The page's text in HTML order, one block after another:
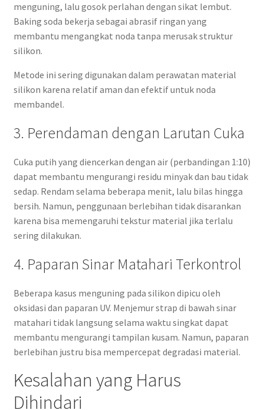
menguning, lalu gosok perlahan dengan sikat lembut.
Baking soda bekerja sebagai abrasif ringan yang
membantu mengangkat noda tanpa merusak struktur
silikon.
Metode ini sering digunakan dalam perawatan material
silikon karena relatif aman dan efektif untuk noda
membandel.
3. Perendaman dengan Larutan Cuka
Cuka putih yang diencerkan dengan air (perbandingan 1:10)
dapat membantu mengurangi residu minyak dan bau tidak
sedap. Rendam selama beberapa menit, lalu bilas hingga
bersih. Namun, penggunaan berlebihan tidak disarankan
karena bisa memengaruhi tekstur material jika terlalu
sering dilakukan.
4. Paparan Sinar Matahari Terkontrol
Beberapa kasus menguning pada silikon dipicu oleh
oksidasi dan paparan UV. Menjemur strap di bawah sinar
matahari tidak langsung selama waktu singkat dapat
membantu mengurangi tampilan kusam. Namun, paparan
berlebihan justru bisa mempercepat degradasi material.
Kesalahan yang Harus
Dihindari